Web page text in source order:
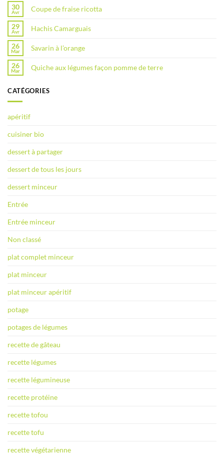
30
Avr Coupe de fraise ricotta
29
Avr Hachis Camarguais
26
Mar Savarin à l’orange
26
Mar Quiche aux légumes façon pomme de terre
CATÉGORIES
apéritif
cuisiner bio
dessert à partager
dessert de tous les jours
dessert minceur
Entrée
Entrée minceur
Non classé
plat complet minceur
plat minceur
plat minceur apéritif
potage
potages de légumes
recette de gâteau
recette légumes
recette légumineuse
recette protéine
recette tofou
recette tofu
recette végétarienne